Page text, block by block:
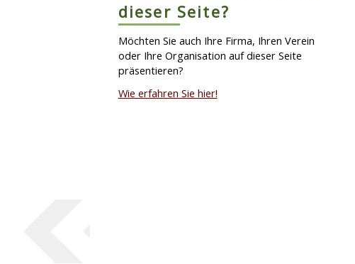
dieser Seite?
Möchten Sie auch Ihre Firma, Ihren Verein
oder Ihre Organisation auf dieser Seite
präsentieren?
Wie erfahren Sie hier!